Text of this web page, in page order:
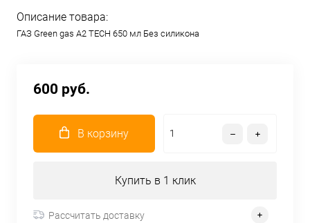
Описание товара:
ГАЗ Green gas A2 TECH 650 мл Без силикона
600 руб.
В корзину
Купить в 1 клик
Рассчитать доставку